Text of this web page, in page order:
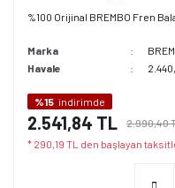
%100 Orijinal BREMBO Fren
Marka
Havale
%15 indirimde
2.541,84 TL
2.990,40
* 290,19 TL den başlayan